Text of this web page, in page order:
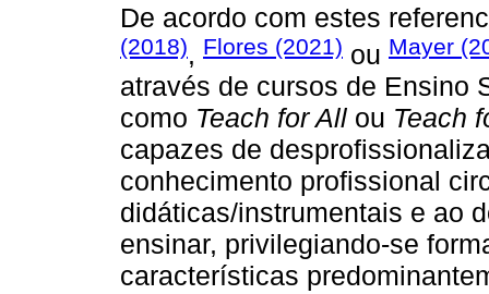
De acordo com estes
(2018), Flores (2021) ou Mayer
através de cursos de Ensino
como Teach for All ou Teach
capazes de
conhecimento profissional
didáticas/instrumentais e ao
ensinar, privilegiando-se
características